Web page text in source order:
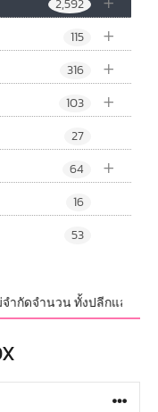
2,592
+
115
+
316
+
103
27
+
64
16
53
น ทั้งปลีกและส่ง มีสินค้าใ